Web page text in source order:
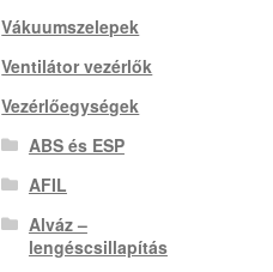
Vákuumszelepek
Ventilátor vezérlők
Vezérlőegységek
ABS és ESP
AFIL
Alváz –
lengéscsillapítás